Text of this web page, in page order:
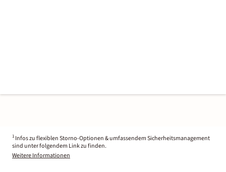
1 Infos zu flexiblen Storno-Optionen & umfassendem Sicherheitsmanagement
sind unter folgendem Link zu finden.
Weitere Informationen